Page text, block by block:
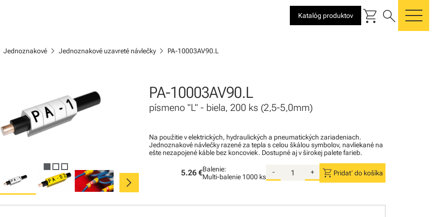
Katalóg produktov shopping_cart search
Jednoznakové chevron_right Jednoznakové uzavreté návlečkychevron_right PA-10003AV90.L
chevron_right
PA-10003AV90.L
písmeno "L" - biela, 200 ks (2,5-5,0mm)
Na použitie v elektrických, hydraulických a pneumatických zariadeniach.
Jednoznakové návlečky razené za tepla s celou škálou symbolov, navliekané na
ešte nezapojené káble bez koncoviek. Dostupné aj v širokej palete farieb.
5.26 €Balenie:
Multi-balenie 1000 ks
- + shopping_cart Pridať do košíka